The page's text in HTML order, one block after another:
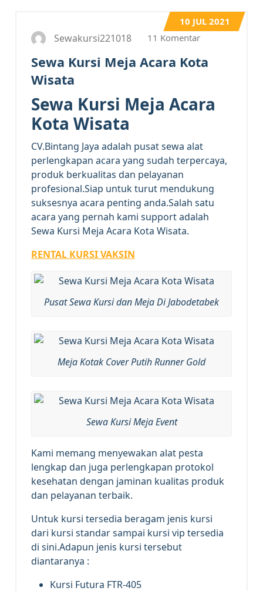
10 JUL 2021
Sewakursi221018 11 Komentar
Sewa Kursi Meja Acara Kota
Wisata
Sewa Kursi Meja Acara
Kota Wisata
CV.Bintang Jaya adalah pusat sewa alat
perlengkapan acara yang sudah terpercaya,
produk berkualitas dan pelayanan
profesional.Siap untuk turut mendukung
suksesnya acara penting anda.Salah satu
acara yang pernah kami support adalah
Sewa Kursi Meja Acara Kota Wisata.
RENTAL KURSI VAKSIN
Pusat Sewa Kursi dan Meja Di Jabodetabek
Meja Kotak Cover Putih Runner Gold
Sewa Kursi Meja Event
Kami memang menyewakan alat pesta
lengkap dan juga perlengkapan protokol
kesehatan dengan jaminan kualitas produk
dan pelayanan terbaik.
Untuk kursi tersedia beragam jenis kursi
dari kursi standar sampai kursi vip tersedia
di sini.Adapun jenis kursi tersebut
diantaranya :
Kursi Futura FTR-405